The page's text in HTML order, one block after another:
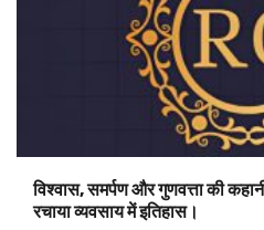
विश्वास, समर्पण और गुणवत्ता की
रचाया व्यवसाय में इतिहास।